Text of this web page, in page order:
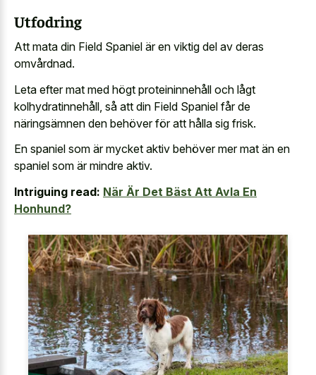
Utfodring
Att mata din Field Spaniel är en viktig del av deras
omvårdnad.
Leta efter mat med högt proteininnehåll och lågt
kolhydratinnehåll, så att din Field Spaniel får de
näringsämnen den behöver för att hålla sig frisk.
En spaniel som är mycket aktiv behöver mer mat än en
spaniel som är mindre aktiv.
Intriguing read: När Är Det Bäst Att Avla En
Honhund?